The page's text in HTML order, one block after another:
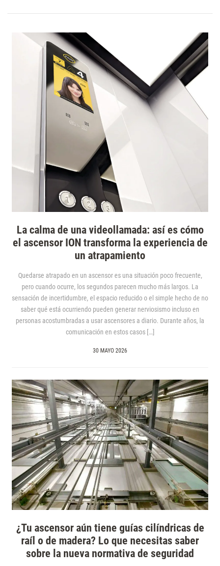
La calma de una videollamada: así es cómo
el ascensor ION transforma la experiencia de
un atrapamiento
Quedarse atrapado en un ascensor es una situación poco frecuente,
pero cuando ocurre, los segundos parecen mucho más largos. La
sensación de incertidumbre, el espacio reducido o el simple hecho de no
saber qué está ocurriendo pueden generar nerviosismo incluso en
personas acostumbradas a usar ascensores a diario. Durante años, la
comunicación en estos casos […]
30 MAYO 2026
¿Tu ascensor aún tiene guías cilíndricas de
raíl o de madera? Lo que necesitas saber
sobre la nueva normativa de seguridad